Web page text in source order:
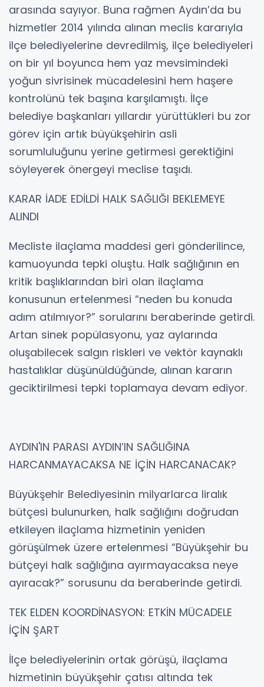
arasında sayıyor. Buna rağmen Aydın’da bu
hizmetler 2014 yılında alınan meclis kararıyla
ilçe belediyelerine devredilmiş, ilçe belediyeleri
on bir yıl boyunca hem yaz mevsimindeki
yoğun sivrisinek mücadelesini hem haşere
kontrolünü tek başına karşılamıştı. İlçe
belediye başkanları yıllardır yürüttükleri bu zor
görev için artık büyükşehirin asli
sorumluluğunu yerine getirmesi gerektiğini
söyleyerek önergeyi meclise taşıdı.
KARAR İADE EDİLDİ HALK SAĞLIĞI BEKLEMEYE
ALINDI
Mecliste ilaçlama maddesi geri gönderilince,
kamuoyunda tepki oluştu. Halk sağlığının en
kritik başlıklarından biri olan ilaçlama
konusunun ertelenmesi “neden bu konuda
adım atılmıyor?” sorularını beraberinde getirdi.
Artan sinek popülasyonu, yaz aylarında
oluşabilecek salgın riskleri ve vektör kaynaklı
hastalıklar düşünüldüğünde, alınan kararın
geciktirilmesi tepki toplamaya devam ediyor.
AYDIN'IN PARASI AYDIN’IN SAĞLIĞINA
HARCANMAYACAKSA NE İÇİN HARCANACAK?
Büyükşehir Belediyesinin milyarlarca liralık
bütçesi bulunurken, halk sağlığını doğrudan
etkileyen ilaçlama hizmetinin yeniden
görüşülmek üzere ertelenmesi “Büyükşehir bu
bütçeyi halk sağlığına ayırmayacaksa neye
ayıracak?” sorusunu da beraberinde getirdi.
TEK ELDEN KOORDİNASYON: ETKİN MÜCADELE
İÇİN ŞART
İlçe belediyelerinin ortak görüşü, ilaçlama
hizmetinin büyükşehir çatısı altında tek